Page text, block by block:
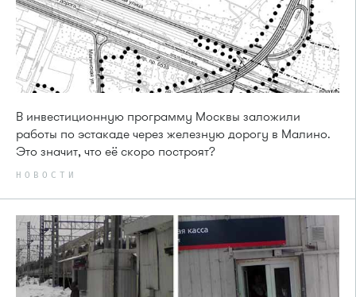
В инвестиционную программу Москвы заложили
работы по эстакаде через железную дорогу в Малино.
Это значит, что её скоро построят?
НОВОСТИ